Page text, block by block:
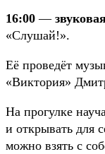
16:00 —
«Слушай!».
Её проведёт
«Виктория»
На прогулке
и открывать для
можно взять с